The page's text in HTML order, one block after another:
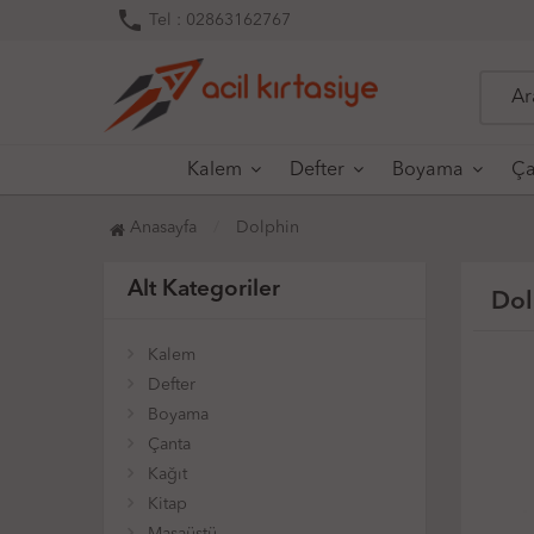
phone Tel : 02863162767
Kalem Defter Boyama
Anasayfa Dolphin
Alt Kategoriler
Kalem
Defter
Boyama
Çanta
Kağıt
Kitap